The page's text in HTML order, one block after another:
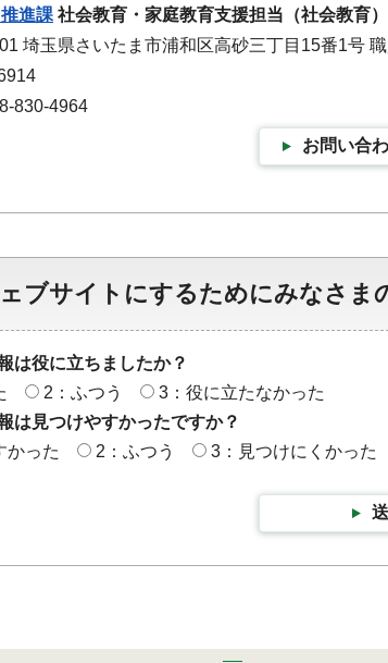
進課 社会教育・家庭教育支援担当（社会教育）
埼玉県さいたま市浦和区高砂三丁目15番1号
830-4964
お問い合
ブサイトにするためにみなさま
は役に立ちましたか？
2：ふつう
3：役に立たなかった
は見つけやすかったですか？
かった
2：ふつう 3：見つけにくかった